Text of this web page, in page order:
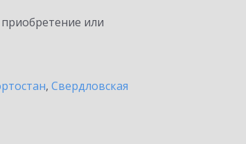
или
, Свердловская